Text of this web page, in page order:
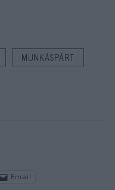
MUNKÁSPÁRT
Email